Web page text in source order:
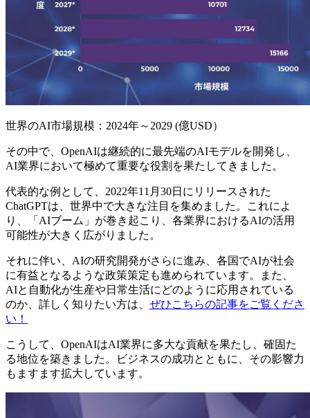
世界のAI市場規模：2024年～2029 (億USD）
その中で、OpenAIは継続的に最先端のAIモデルを開発し、
AI業界において極めて重要な役割を果たしてきました。
代表的な例として、2022年11月30日にリリースされた
ChatGPTは、世界中で大きな注目を集めました。これによ
り、「AIブーム」が巻き起こり、各業界におけるAIの活用
可能性が大きく広がりました。
それに伴い、AIの研究開発がさらに進み、各国でAIが社会
に有益となるような政策策定も進められています。また、
AIと自動化が生産や日常生活にどのように応用されている
のか、詳しく知りたい方は、 ぜひこちらの記事をご覧くださ
い！
こうして、OpenAIはAI業界に多大な貢献を果たし、確固た
る地位を築きました。ビジネスの成功とともに、その影響力
もますます拡大しています。